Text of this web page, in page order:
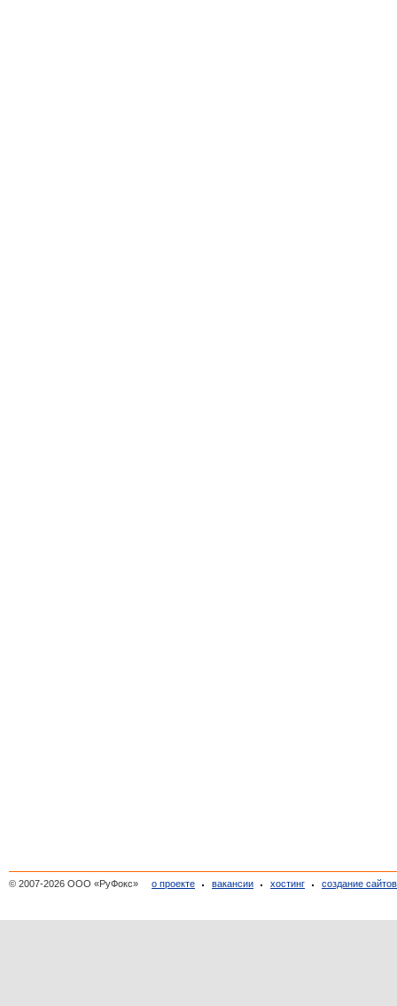
© 2007-2026 ООО «РуФокс» о проекте вакансии хостинг создание сайтов